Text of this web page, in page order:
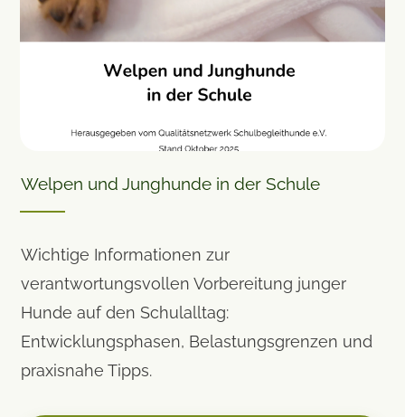
Welpen und Junghunde in der Schule
Wichtige Informationen zur
verantwortungsvollen Vorbereitung junger
Hunde auf den Schulalltag:
Entwicklungsphasen, Belastungsgrenzen und
praxisnahe Tipps.